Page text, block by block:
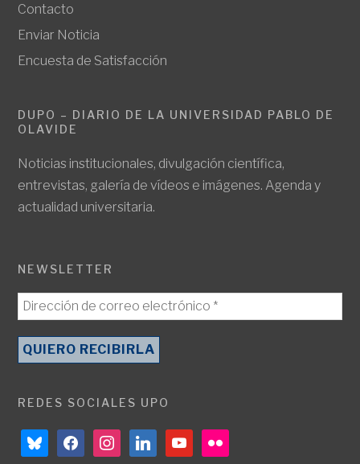
Contacto
Enviar Noticia
Encuesta de Satisfacción
DUPO – DIARIO DE LA UNIVERSIDAD PABLO DE
OLAVIDE
Noticias institucionales, divulgación científica,
entrevistas, galería de vídeos e imágenes. Agenda y
actualidad universitaria.
NEWSLETTER
REDES SOCIALES UPO
blueskyfacebookinstagramlinkedinyoutubeflickr